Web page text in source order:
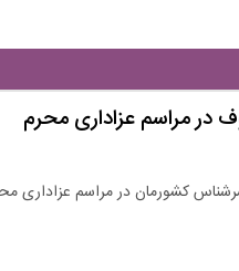
در مراسم عزاداری محرم
کشورمان در مراسم عزاداری